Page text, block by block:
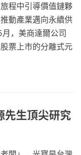
程中引導價值鏈夥
動產業邁向永續供
，美商達爾公司
票上市的分離式元
先生頂尖研究